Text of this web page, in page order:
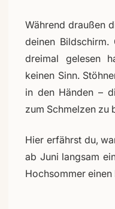
Während draußen
deinen
dreimal gelesen
keinen Sinn.
in den Händen –
zum Schmelzen zu
Hier erfährst du,
ab Juni langsam
Hochsommer